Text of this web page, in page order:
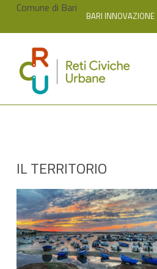
content
Comune di Bari
BARI INNOVAZIONE
IL TERRITORIO